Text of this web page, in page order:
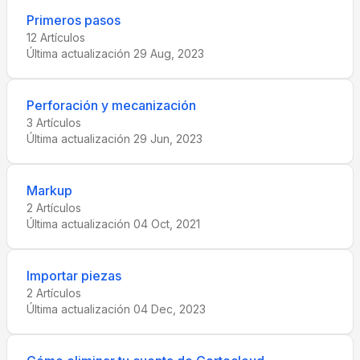
Primeros pasos
12 Artículos
Última actualización 29 Aug, 2023
Perforación y mecanización
3 Artículos
Última actualización 29 Jun, 2023
Markup
2 Artículos
Última actualización 04 Oct, 2021
Importar piezas
2 Artículos
Última actualización 04 Dec, 2023